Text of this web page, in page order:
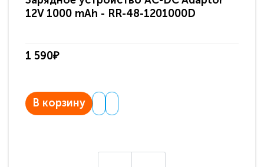
12V 1000 mAh - RR-48-1201000D
1 590₽
В корзину